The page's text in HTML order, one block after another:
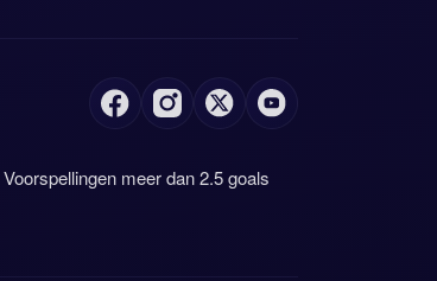
Voorspellingen meer dan 2.5 goals